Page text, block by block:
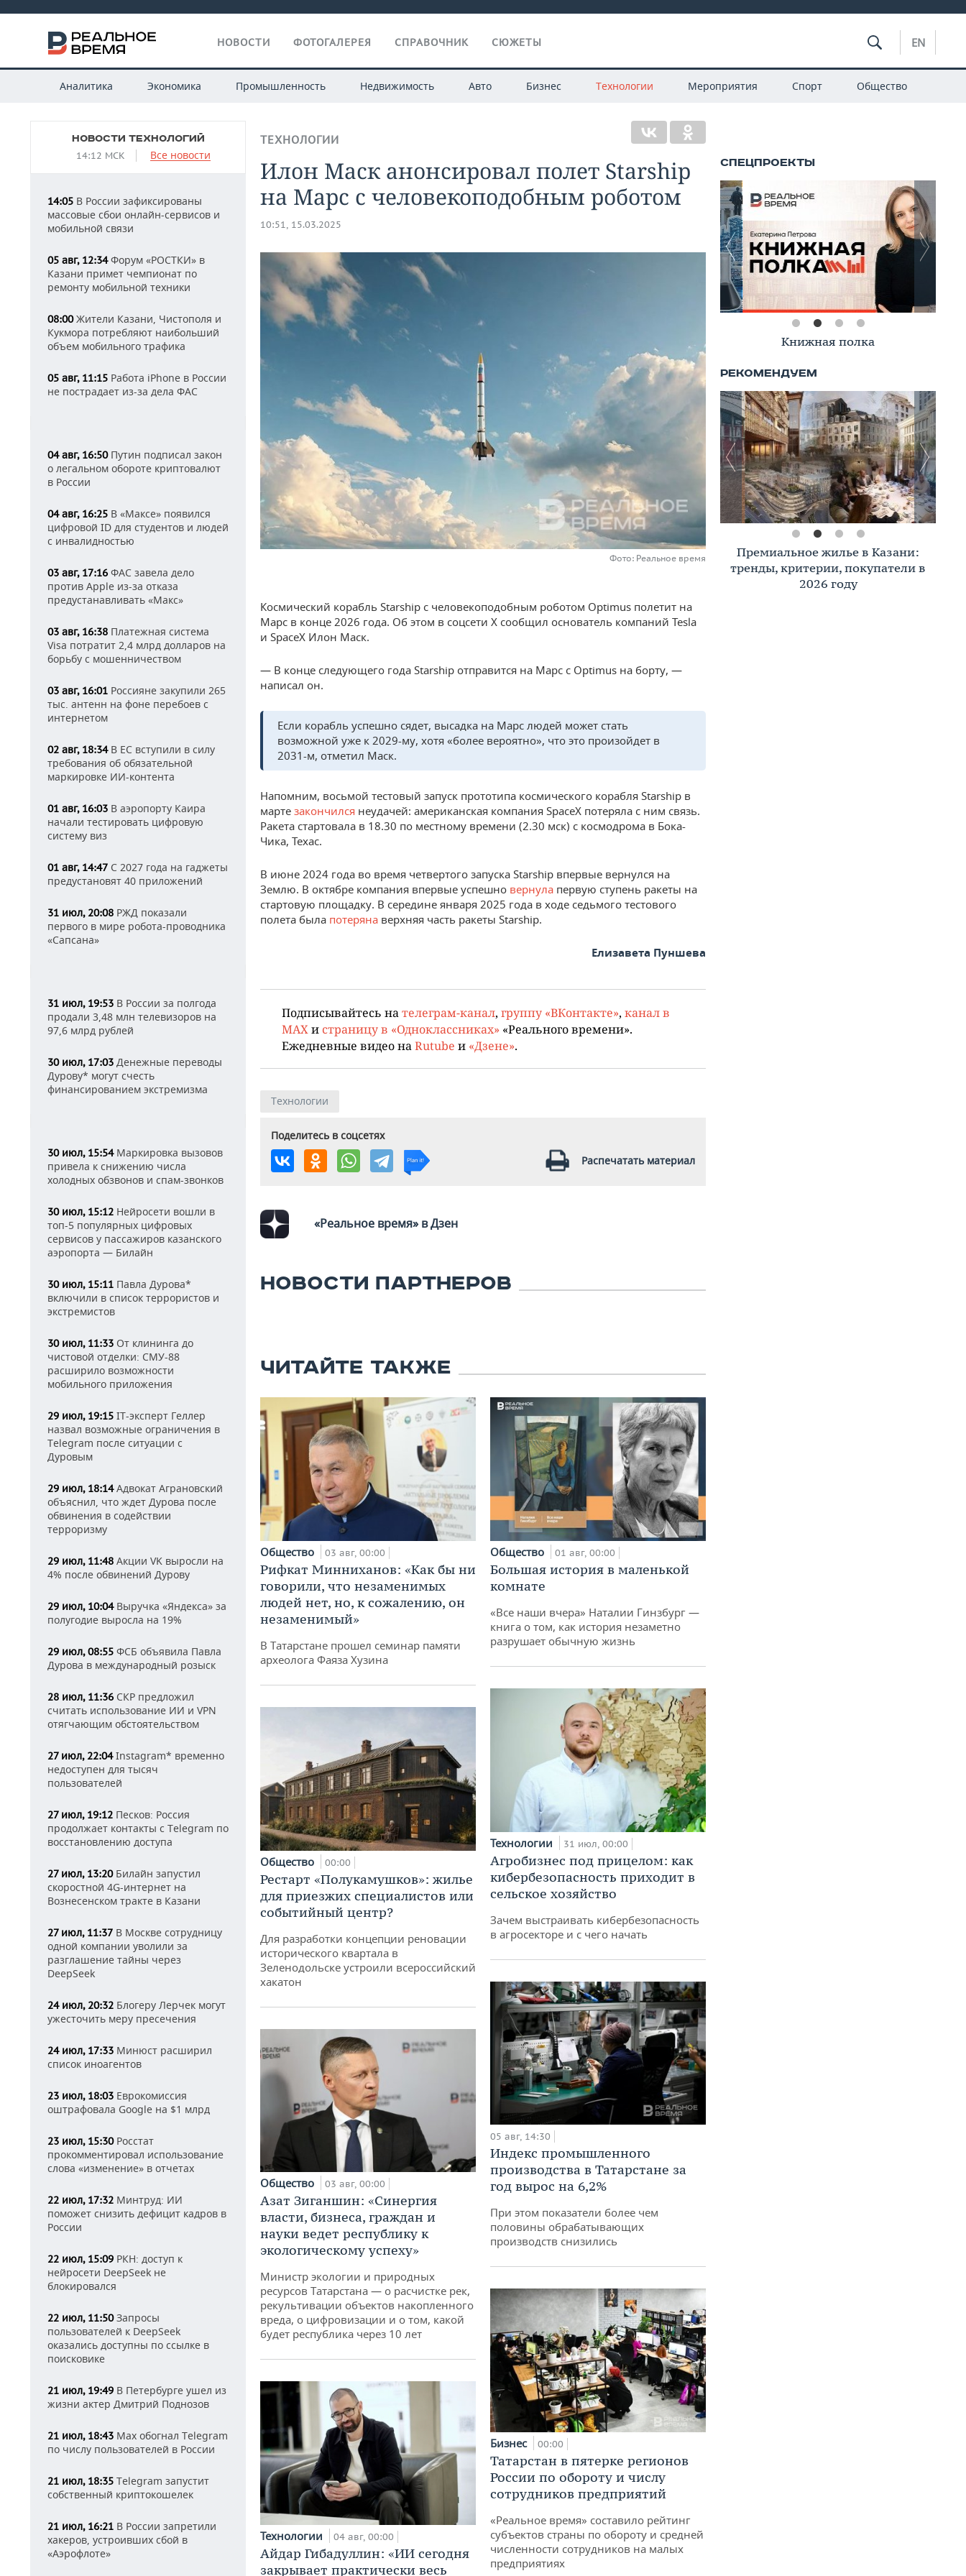
НОВОСТИ ФОТОГАЛЕРЕЯ СПРАВОЧНИК СЮЖЕТЫ EN
Аналитика Экономика Промышленность Недвижимость Авто Бизнес Технологии Мероприятия Спорт Общество
НОВОСТИ ТЕХНОЛОГИЙ
14:12 МСК Все новости
14:05 В России зафиксированы
массовые сбои онлайн-сервисов и
мобильной связи
05 авг, 12:34Форум «РОСТКИ» в
Казани примет чемпионат по
ремонту мобильной техники
08:00Жители Казани, Чистополя и
Кукмора потребляют наибольший
объем мобильного трафика
05 авг, 11:15 Работа iPhone в России
не пострадает из-за дела ФАС
04 авг, 16:50Путин подписал закон
о легальном обороте криптовалют
в России
04 авг, 16:25 В «Максе» появился
цифровой ID для студентов и людей
с инвалидностью
03 авг, 17:16 ФАС завела дело
против Apple из-за отказа
предустанавливать «Макс»
03 авг, 16:38 Платежная система
Visa потратит 2,4 млрд долларов на
борьбу с мошенничеством
03 авг, 16:01 Россияне закупили 265
тыс. антенн на фоне перебоев с
интернетом
02 авг, 18:34В ЕС вступили в силу
требования об обязательной
маркировке ИИ-контента
01 авг, 16:03 В аэропорту Каира
начали тестировать цифровую
систему виз
01 авг, 14:47 С 2027 года на гаджеты
предустановят 40 приложений
31 июл, 20:08 РЖД показали
первого в мире робота-проводника
«Сапсана»
31 июл, 19:53 В России за полгода
продали 3,48 млн телевизоров на
97,6 млрд рублей
30 июл, 17:03 Денежные переводы
Дурову* могут счесть
финансированием экстремизма
30 июл, 15:54Маркировка вызовов
привела к снижению числа
холодных обзвонов и спам-звонков
30 июл, 15:12 Нейросети вошли в
топ-5 популярных цифровых
сервисов у пассажиров казанского
аэропорта — Билайн
30 июл, 15:11 Павла Дурова*
включили в список террористов и
экстремистов
30 июл, 11:33 От клининга до
чистовой отделки: СМУ-88
расширило возможности
мобильного приложения
29 июл, 19:15 IT-эксперт Геллер
назвал возможные ограничения в
Telegram после ситуации с
Дуровым
29 июл, 18:14Адвокат Аграновский
объяснил, что ждет Дурова после
обвинения в содействии
терроризму
29 июл, 11:48 Акции VK выросли на
4% после обвинений Дурову
29 июл, 10:04Выручка «Яндекса» за
полугодие выросла на 19%
29 июл, 08:55 ФСБ объявила Павла
Дурова в международный розыск
28 июл, 11:36 СКР предложил
считать использование ИИ и VPN
отягчающим обстоятельством
27 июл, 22:04Instagram* временно
недоступен для тысяч
пользователей
27 июл, 19:12 Песков: Россия
продолжает контакты с Telegram по
восстановлению доступа
27 июл, 13:20Билайн запустил
скоростной 4G-интернет на
Вознесенском тракте в Казани
27 июл, 11:37 В Москве сотрудницу
одной компании уволили за
разглашение тайны через
DeepSeek
24 июл, 20:32 Блогеру Лерчек могут
ужесточить меру пресечения
24 июл, 17:33 Минюст расширил
список иноагентов
23 июл, 18:03 Еврокомиссия
оштрафовала Google на $1 млрд
23 июл, 15:30Росстат
прокомментировал использование
слова «изменение» в отчетах
22 июл, 17:32 Минтруд: ИИ
поможет снизить дефицит кадров в
России
22 июл, 15:09 РКН: доступ к
нейросети DeepSeek не
блокировался
22 июл, 11:50Запросы
пользователей к DeepSeek
оказались доступны по ссылке в
поисковике
21 июл, 19:49 В Петербурге ушел из
жизни актер Дмитрий Поднозов
21 июл, 18:43 Max обогнал Telegram
по числу пользователей в России
21 июл, 18:35 Telegram запустит
собственный криптокошелек
21 июл, 16:21 В России запретили
хакеров, устроивших сбой в
«Аэрофлоте»
ТЕХНОЛОГИИ
Илон Маск анонсировал полет Starship
на Марс с человекоподобным роботом
10:51, 15.03.2025
Фото: Реальное время
Космический корабль Starship с человекоподобным роботом Optimus полетит на
Марс в конце 2026 года. Об этом в соцсети Х сообщил основатель компаний Tesla
и SpaceX Илон Маск.
— В конце следующего года Starship отправится на Марс с Optimus на борту, —
написал он.
Если корабль успешно сядет, высадка на Марс людей может стать
возможной уже к 2029-му, хотя «более вероятно», что это произойдет в
2031-м, отметил Маск.
Напомним, восьмой тестовый запуск прототипа космического корабля Starship в
марте закончился неудачей: американская компания SpaceX потеряла с ним связь.
Ракета стартовала в 18.30 по местному времени (2.30 мск) с космодрома в Бока-
Чика, Техас.
В июне 2024 года во время четвертого запуска Starship впервые вернулся на
Землю. В октябре компания впервые успешно вернула первую ступень ракеты на
стартовую площадку. В середине января 2025 года в ходе седьмого тестового
полета была потеряна верхняя часть ракеты Starship.
Елизавета Пуншева
Подписывайтесь нателеграм-канал, группу «ВКонтакте», канал в
MAXи страницу в «Одноклассниках» «Реального времени».
Ежедневные видео наRutube и «Дзене».
Технологии
Поделитесь в соцсетях
Распечатать материал
«Реальное время» в Дзен
НОВОСТИ ПАРТНЕРОВ
ЧИТАЙТЕ ТАКЖЕ
Общество 03 авг, 00:00
Рифкат Минниханов: «Как бы ни
говорили, что незаменимых
людей нет, но, к сожалению, он
незаменимый»
В Татарстане прошел семинар памяти
археолога Фаяза Хузина
Общество 00:00
Рестарт «Полукамушков»: жилье
для приезжих специалистов или
событийный центр?
Для разработки концепции реновации
исторического квартала в
Зеленодольске устроили всероссийский
хакатон
Общество 03 авг, 00:00
Азат Зиганшин: «Синергия
власти, бизнеса, граждан и
науки ведет республику к
экологическому успеху»
Министр экологии и природных
ресурсов Татарстана — о расчистке рек,
рекультивации объектов накопленного
вреда, о цифровизации и о том, какой
будет республика через 10 лет
Технологии 04 авг, 00:00
Айдар Гибадуллин: «ИИ сегодня
закрывает практически весь
Общество 01 авг, 00:00
Большая история в маленькой
комнате
«Все наши вчера» Наталии Гинзбург —
книга о том, как история незаметно
разрушает обычную жизнь
Технологии 31 июл, 00:00
Агробизнес под прицелом: как
кибербезопасность приходит в
сельское хозяйство
Зачем выстраивать кибербезопасность
в агросекторе и с чего начать
05 авг, 14:30
Индекс промышленного
производства в Татарстане за
год вырос на 6,2%
При этом показатели более чем
половины обрабатывающих
производств снизились
Бизнес 00:00
Татарстан в пятерке регионов
России по обороту и числу
сотрудников предприятий
«Реальное время» составило рейтинг
субъектов страны по обороту и средней
численности сотрудников на малых
предприятиях
Книжная полка
Премиальное жилье в Казани:
тренды, критерии, покупатели в
2026 году